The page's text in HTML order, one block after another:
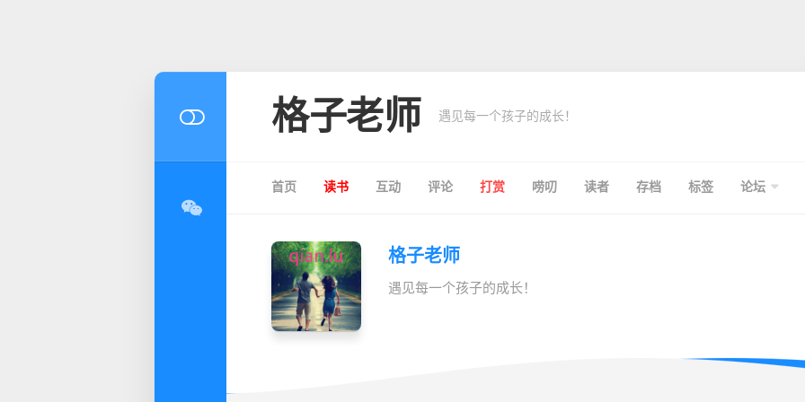
格子老师 遇见每一个孩子的成长！
首页 读书 互动 评论 打赏 唠叨 读者 存档 标签 论坛
格子老师
遇见每一个孩子的成长！